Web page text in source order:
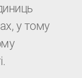
у тому